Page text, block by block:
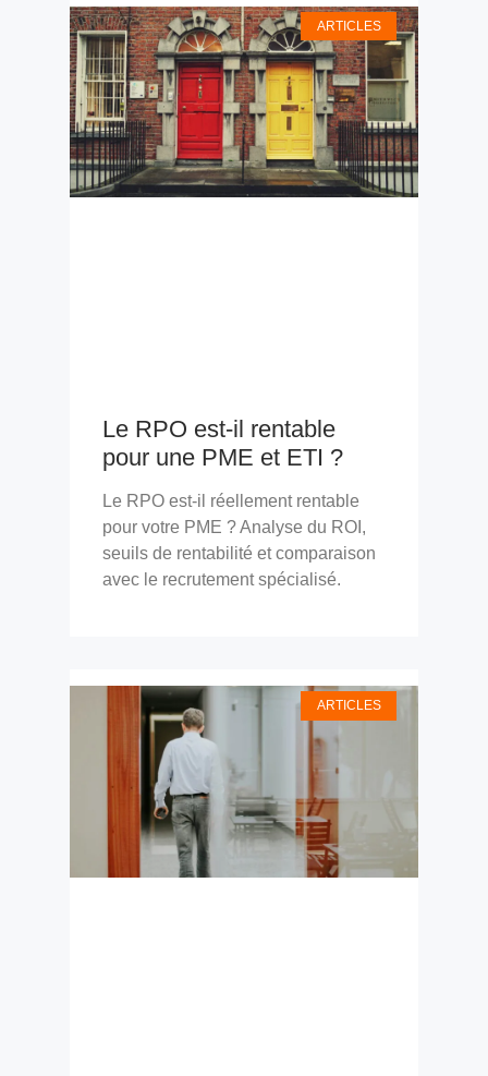
ARTICLES
Le RPO est-il rentable
pour une PME et ETI ?
Le RPO est-il réellement rentable
pour votre PME ? Analyse du ROI,
seuils de rentabilité et comparaison
avec le recrutement spécialisé.
ARTICLES